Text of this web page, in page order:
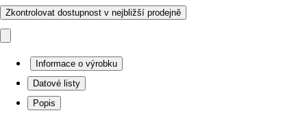
Zkontrolovat dostupnost v nejbližší prodejně
Informace o výrobku
Datové listy
Popis